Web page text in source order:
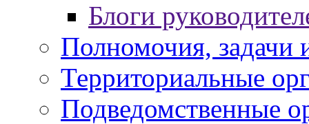
Блоги
Полномочия, задачи
Территориальные
Подведомственные